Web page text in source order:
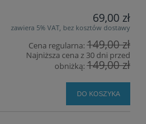
69,00 zł
zawiera 5% VAT, bez kosztów dostawy
Cena regularna:149,00 zł
Najniższa cena z 30 dni przed
obniżką:149,00 zł
DO KOSZYKA